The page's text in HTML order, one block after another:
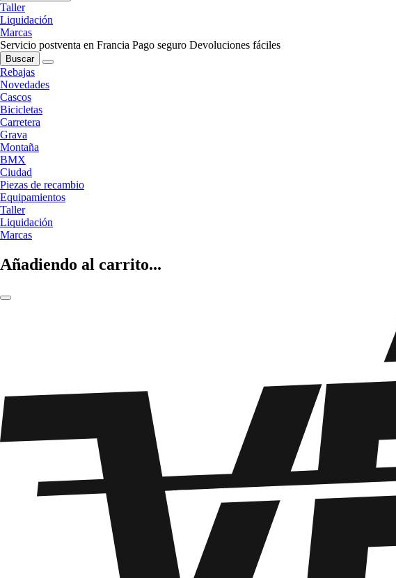
Taller
Liquidación
Marcas
Servicio postventa en Francia Pago seguro Devoluciones fáciles
Buscar
Rebajas
Novedades
Cascos
Bicicletas
Carretera
Grava
Montaña
BMX
Ciudad
Piezas de recambio
Equipamientos
Taller
Liquidación
Marcas
Añadiendo al carrito...